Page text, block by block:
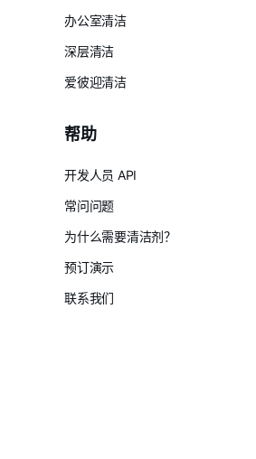
办公室清洁
深层清洁
爱彼迎清洁
帮助
开发人员 API
常问问题
为什么需要清洁剂？
预订演示
联系我们